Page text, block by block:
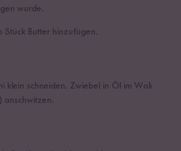
wurde.
Stück Butter hinzufügen.
klein schneiden. Zwiebel in Öl im Wok
anschwitzen.